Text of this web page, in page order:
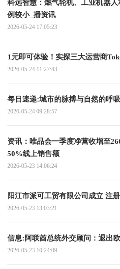
科远智慧：燃气轮机、工业机器
例较小_播资讯
2026-05-24 17:05:23
1元即可体验！实探三大运营商
2026-05-24 11:27:43
每日速递:城市的脉搏与自然的呼
2026-05-24 09:28:57
资讯：唯品会一季度净营收增至
50%线上销售额
2026-05-23 14:06:24
阳江市派可工贸有限公司成立 注
2026-05-23 13:03:21
信息:阿联酋总统外交顾问：退出
2026-05-23 10:24:09